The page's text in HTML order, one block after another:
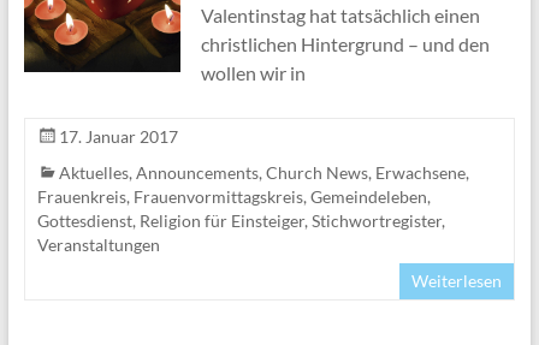
Valentinstag hat tatsächlich einen
christlichen Hintergrund – und den
wollen wir in
17. Januar 2017
Aktuelles, Announcements, Church News, Erwachsene,
Frauenkreis, Frauenvormittagskreis, Gemeindeleben,
Gottesdienst, Religion für Einsteiger, Stichwortregister,
Veranstaltungen
Weiterlesen